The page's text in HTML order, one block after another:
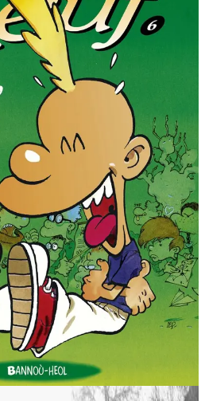
Lino. Tud pedet : Arno Elegoed &